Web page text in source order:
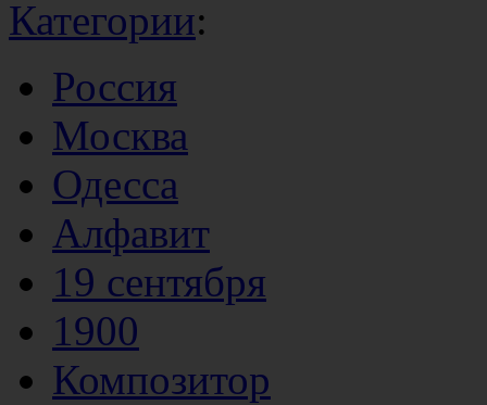
Категории:
Россия
Москва
Одесса
Алфавит
19 сентября
1900
Композитор